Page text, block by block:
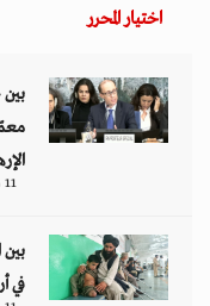
اختيار المحرر
11 مارس 2026 - 09:30
بين
في